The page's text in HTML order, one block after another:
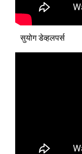
सुयोग डेव्हलपर्स